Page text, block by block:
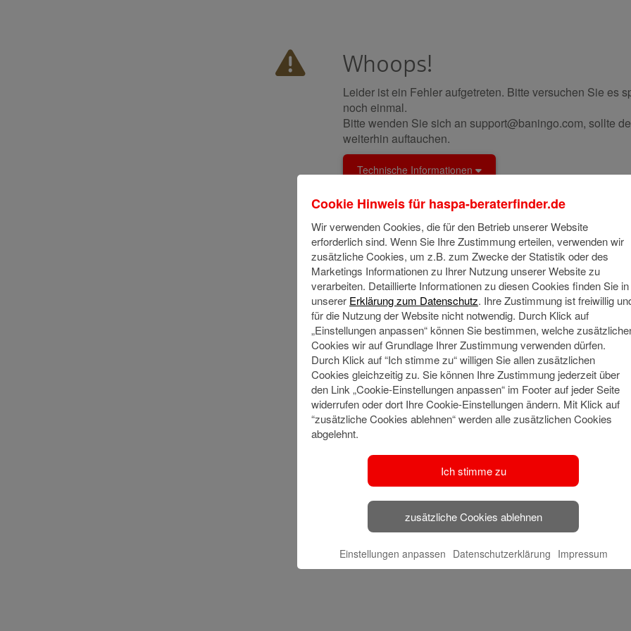
Whoops!
Leider ist ein Fehler aufgetreten. Bitte versuchen Sie es
noch einmal.
Bitte wenden Sie sich an support@baningo.com, sollte
weiterhin auftauchen.
Technische Informationen
Cookie Hinweis für haspa-beraterfinder.de
Wir verwenden Cookies, die für den Betrieb unserer Website
erforderlich sind. Wenn Sie Ihre Zustimmung erteilen, verwenden wir
zusätzliche Cookies, um z.B. zum Zwecke der Statistik oder des
Marketings Informationen zu Ihrer Nutzung unserer Website zu
verarbeiten. Detaillierte Informationen zu diesen Cookies finden Sie in
unserer Erklärung zum Datenschutz. Ihre Zustimmung ist freiwillig
für die Nutzung der Website nicht notwendig. Durch Klick auf
„Einstellungen anpassen“ können Sie bestimmen, welche
Cookies wir auf Grundlage Ihrer Zustimmung verwenden dürfen.
Durch Klick auf “Ich stimme zu“ willigen Sie allen zusätzlichen
Cookies gleichzeitig zu. Sie können Ihre Zustimmung jederzeit über
den Link „Cookie-Einstellungen anpassen“ im Footer auf jeder Seite
widerrufen oder dort Ihre Cookie-Einstellungen ändern. Mit Klick auf
“zusätzliche Cookies ablehnen“ werden alle zusätzlichen Cookies
abgelehnt.
Ich stimme zu
zusätzliche Cookies ablehnen
Einstellungen anpassen Datenschutzerklärung Impressum